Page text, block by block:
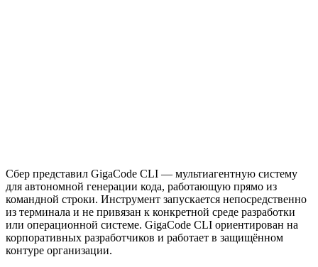
Сбер представил GigaCode CLI — мультиагентную систему
для автономной генерации кода, работающую прямо из
командной строки. Инструмент запускается непосредственно
из терминала и не привязан к конкретной среде разработки
или операционной системе. GigaCode CLI ориентирован на
корпоративных разработчиков и работает в защищённом
контуре организации.